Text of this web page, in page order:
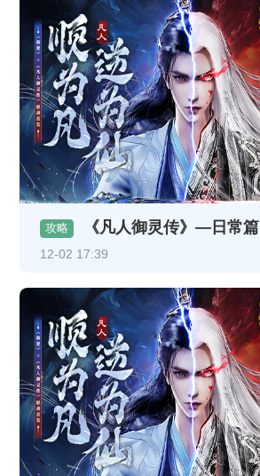
攻略 《凡人御灵传》—日常篇
12-02 17:39